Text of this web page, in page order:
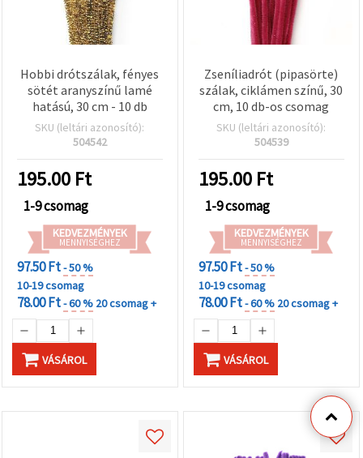
Hobbi drótszálak, fényes
sötét aranyszínű lamé
hatású, 30 cm - 10 db
SKU (leltári azonosító):
504542
195.00 Ft
1-9 csomag
KEDVEZMÉNYEK
MENNYISÉGHEZ
97.50 Ft- 50 %
10-19 csomag
78.00 Ft- 60 % 20 csomag +
VÁSÁROL
Zseníliadrót (pipasörte)
szálak, ciklámen színű, 30
cm, 10 db-os csomag
SKU (leltári azonosító):
504539
195.00 Ft
1-9 csomag
KEDVEZMÉNYEK
MENNYISÉGHEZ
97.50 Ft- 50 %
10-19 csomag
78.00 Ft- 60 % 20 csomag +
VÁSÁROL